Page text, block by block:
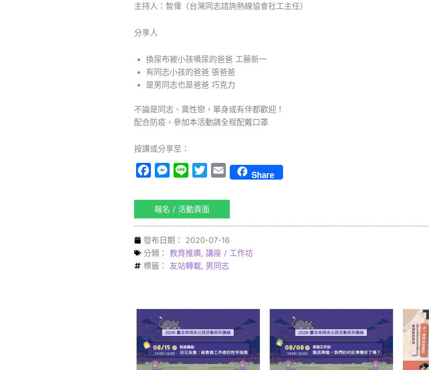
主持人：智偉（台灣同志諮詢熱線協會社工主任）
分享人
換尿布被小孩噴尿的爸爸 工藤新一
有同志小孩的爸爸 張爸爸
是男同志也是爸爸 巧克力
不論是同志、異性戀，單身或有伴都歡迎！
配合防疫，參加本活動請全程配戴口罩
按讚或分享至：
FacebookMessenger
Line TwitterEmail Share
報名 / 活動頁面
發布日期：
2020-07-16
分類： 教育推廣, 講座 / 工作坊
標籤：
友站轉載, 男同志